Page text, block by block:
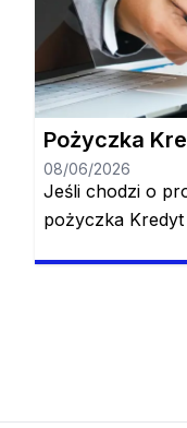
spędzać tak
Gotówkowy
pożyczce od
momentu
Pożyczka
08/06/2026
Jeśli chodzi o
pożyczka
analiza i